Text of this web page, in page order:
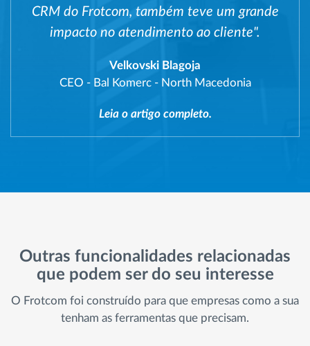
CRM do Frotcom, também teve um grande
impacto no atendimento ao cliente".
Velkovski Blagoja
CEO - Bal Komerc - North Macedonia
Leia o artigo completo.
Outras funcionalidades relacionadas
que podem ser do seu interesse
O Frotcom foi construído para que empresas como a sua
tenham as ferramentas que precisam.